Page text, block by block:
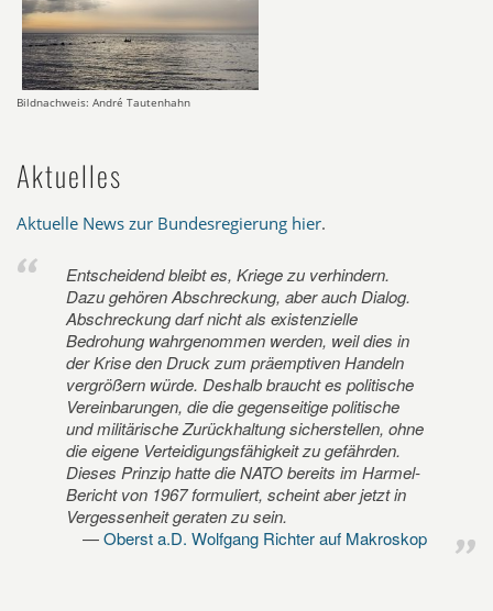
Bildnachweis: André Tautenhahn
Aktuelles
Aktuelle News zur Bundesregierung hier.
Entscheidend bleibt es, Kriege zu verhindern.
Dazu gehören Abschreckung, aber auch Dialog.
Abschreckung darf nicht als existenzielle
Bedrohung wahrgenommen werden, weil dies in
der Krise den Druck zum präemptiven Handeln
vergrößern würde. Deshalb braucht es politische
Vereinbarungen, die die gegenseitige politische
und militärische Zurückhaltung sicherstellen, ohne
die eigene Verteidigungsfähigkeit zu gefährden.
Dieses Prinzip hatte die NATO bereits im Harmel-
Bericht von 1967 formuliert, scheint aber jetzt in
Vergessenheit geraten zu sein.
Oberst a.D. Wolfgang Richter auf Makroskop